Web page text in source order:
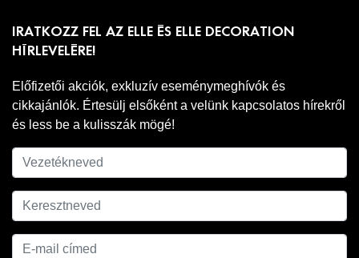
IRATKOZZ FEL AZ ELLE ÉS ELLE DECORATION
HÍRLEVELÉRE!
Előfizetői akciók, exkluzív eseménymeghívók és
cikkajánlók. Értesülj elsőként a velünk kapcsolatos hírekről
és less be a kulisszák mögé!